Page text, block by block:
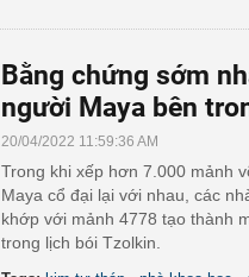
Bằng chứng sớm
người Maya bên
20/04/2022 11:59:36 AM
Trong khi xếp hơn 7.000 mảnh
Maya cổ đại lại với nhau, các
khớp với mảnh 4778 tạo thành
trong lịch bói Tzolkin.